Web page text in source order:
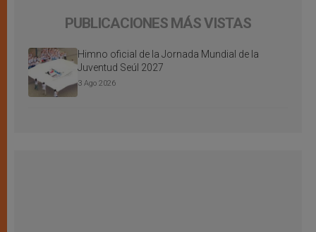
PUBLICACIONES MÁS VISTAS
Himno oficial de la Jornada Mundial de la
Juventud Seúl 2027
3 Ago 2026